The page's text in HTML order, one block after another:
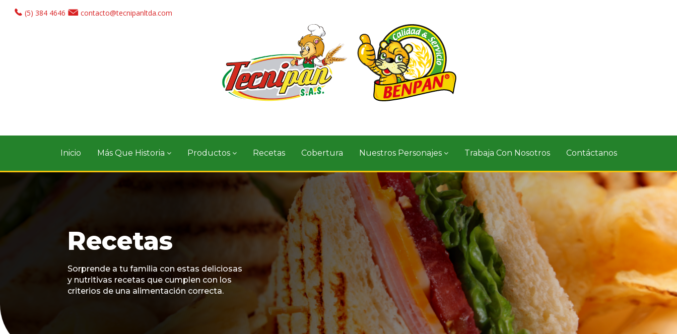
(5) 384 4646 contacto@tecnipanltda.com
Inicio Más Que Historia Productos Recetas Cobertura Nuestros Personajes Trabaja Con Nosotros Contáctanos
Recetas
Sorprende a tu familia con estas deliciosas
y nutritivas recetas que cumplen con los
criterios de una alimentación correcta.